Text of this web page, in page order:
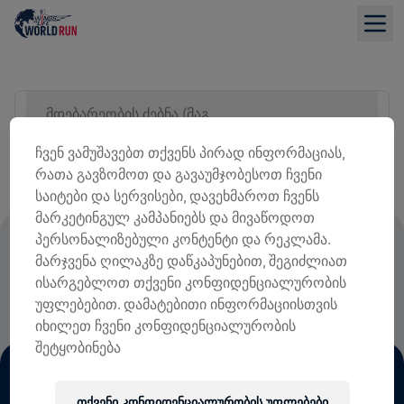
მდებარეობის ძებნა (მაგ. ქალაქი)
ᲡᲘᲘᲡ ᲜᲐᲮᲕᲐ
ᲡᲐᲠᲔᲒᲘᲡᲢᲠᲐᲪᲘᲝ ᲗᲐᲜᲮᲘᲡ 100% ᲖᲣᲠᲒᲘᲡ
ᲢᲕᲘᲜᲘᲡ ᲓᲐᲖᲘᲐᲜᲔᲑᲘᲡ ᲙᲕᲚᲔᲕᲐᲡ
ᲛᲝᲮᲛᲐᲠᲓᲔᲑᲐ
ჩვენ ვამუშავებთ თქვენს პირად ინფორმაციას,
რათა გავზომოთ და გავაუმჯობესოთ ჩვენი
საიტები და სერვისები, დავეხმაროთ ჩვენს
მარკეტინგულ კამპანიებს და მივაწოდოთ
პერსონალიზებული კონტენტი და რეკლამა.
მარჯვენა ღილაკზე დაწკაპუნებით, შეგიძლიათ
ისარგებლოთ თქვენი კონფიდენციალურობის
უფლებებით. დამატებითი ინფორმაციისთვის
იხილეთ ჩვენი კონფიდენციალურობის
შეტყობინება